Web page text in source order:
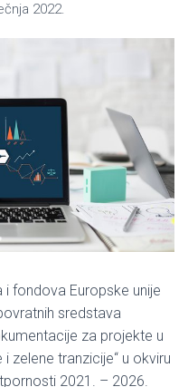
2022.
fondova Europske unije
sredstava
za projekte u
zelene tranzicije“ u okviru
2021. – 2026.